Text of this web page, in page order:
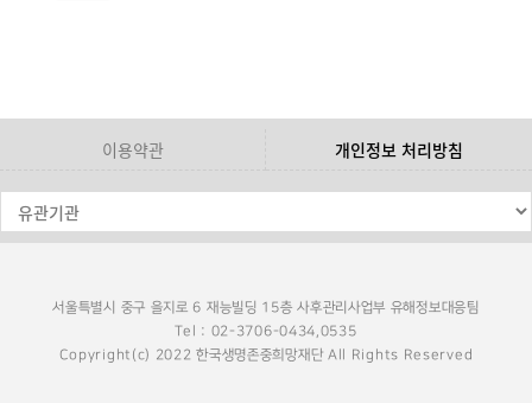
이용약관 개인정보 처리방침
서울특별시 중구 을지로 6 재능빌딩 15층 사후관리사업부 유해정보대응팀
Tel : 02-3706-0434,0535
Copyright(c) 2022 한국생명존중희망재단 All Rights Reserved